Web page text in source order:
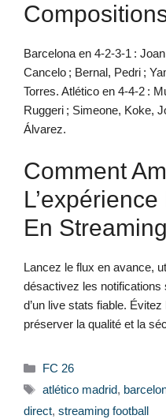
Barcelona en 4-2-3-1 :
Cancelo ; Bernal, Pedri ;
Torres. Atlético en 4-4-2 :
Ruggeri ; Simeone, Koke,
Álvarez.
Comment
En
Lancez le flux en avance,
désactivez les
d’un live stats fiable.
préserver la qualité et la
Catégories
FC 26
Étiquettes
atlético madrid,
direct, streaming football